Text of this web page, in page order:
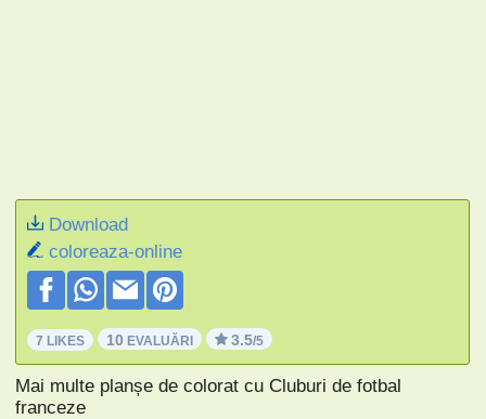
Download
coloreaza-online
7 LIKES 10 EVALUĂRI 3.5/5
Mai multe planșe de colorat cu Cluburi de fotbal
franceze